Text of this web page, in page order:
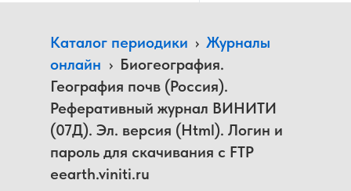
Каталог периодики › Журналы
онлайн › Биогеография.
География почв (Россия).
Реферативный журнал ВИНИТИ
(07Д). Эл. версия (Html). Логин и
пароль для скачивания с FTP
eearth.viniti.ru